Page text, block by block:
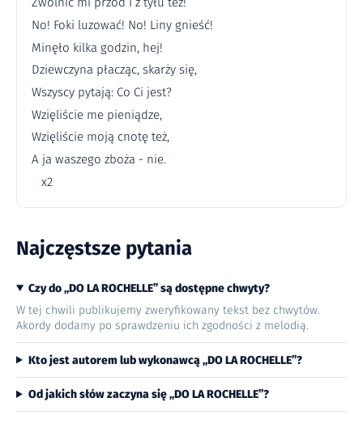
No! Foki luzować! No! Liny gnieść!
Minęło kilka godzin, hej!
Dziewczyna płacząc, skarży się,
Wszyscy pytają: Co Ci jest?
Wzięliście me pieniądze,
Wzięliście moją cnotę też,
A ja waszego zboża - nie.
x2
Najczęstsze pytania
Czy do „DO LA ROCHELLE” są dostępne chwyty?
W tej chwili publikujemy zweryfikowany tekst bez chwytów.
Akordy dodamy po sprawdzeniu ich zgodności z melodią.
Kto jest autorem lub wykonawcą „DO LA ROCHELLE”?
Od jakich słów zaczyna się „DO LA ROCHELLE”?